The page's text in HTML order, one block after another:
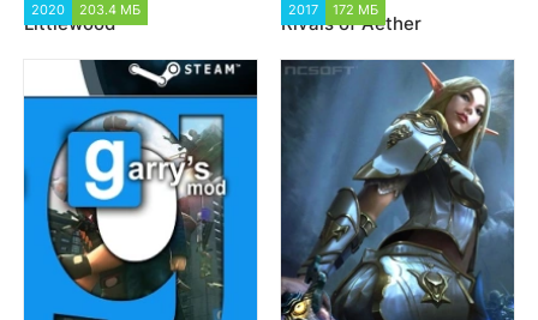
2020 203.4 МБ
Littlewood
2017 172 МБ
Rivals of Aether